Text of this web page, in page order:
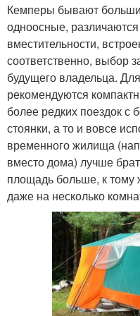
Кемперы бывают
одноосные,
вместительности,
соответственно, выбор
будущего владельца.
рекомендуются
более редких поездок с
стоянки, а то и вовсе
временного жилища
вместо дома) лучше
площадь больше, к тому
даже на несколько